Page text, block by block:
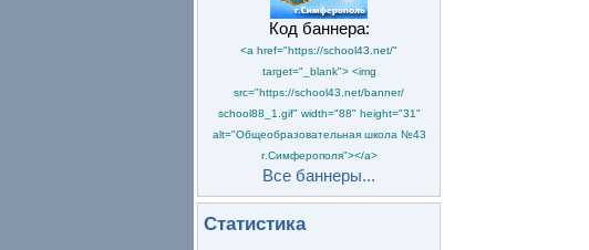
Код баннера:
<a href="https://school43.net/"
target="_blank"> <img
src="https://school43.net/banner/
school88_1.gif" width="88" height="31"
alt="Общеобразовательная школа №43
г.Симферополя"></a>
Все баннеры...
Статистика